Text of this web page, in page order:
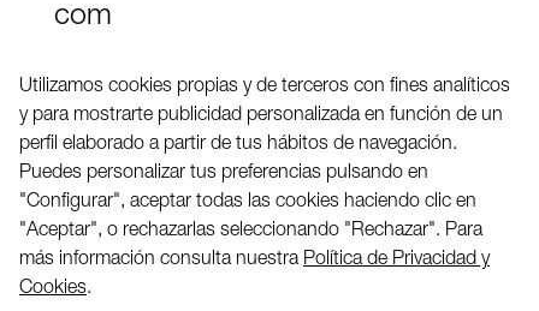
com
Twitter
LinkedIN
2026 ©
Utilizamos cookies propias y de terceros con fines analíticos
y para mostrarte publicidad personalizada en función de un
perfil elaborado a partir de tus hábitos de navegación.
Puedes personalizar tus preferencias pulsando en
"Configurar", aceptar todas las cookies haciendo clic en
"Aceptar", o rechazarlas seleccionando "Rechazar". Para
más información consulta nuestra Política de Privacidad y
Cookies.